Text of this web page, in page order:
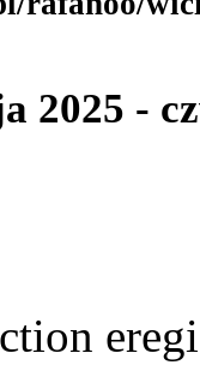
2025 -